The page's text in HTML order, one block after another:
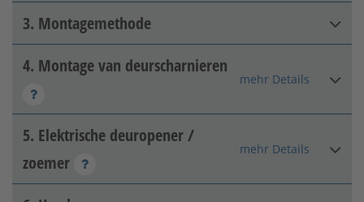
Thermisch verzinkt + matte
DIN links binnenin
3. Montagemethode
Pijler-pijler
4. Montage van deurscharnieren
mehr Details
Terug met 2D tape
5. Elektrische deuropener /
zoemer
mehr Details